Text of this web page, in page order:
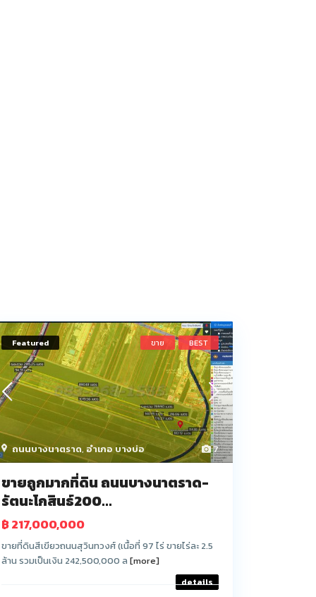
7
ถนนบางนาตราด, อำเภอ บางบ่อ
Featured ขาย BEST
ขายถูกมากที่ดิน ถนนบางนาตราด-
รัตนะโกสินธ์200...
฿ 217,000,000
ขายที่ดินสีเขียวถนนสุวินทวงศ์ (เนื้อที่ 97 ไร่ ขายไร่ละ 2.5
ล้าน รวมเป็นเงิน 242,500,000 ล [more]
details